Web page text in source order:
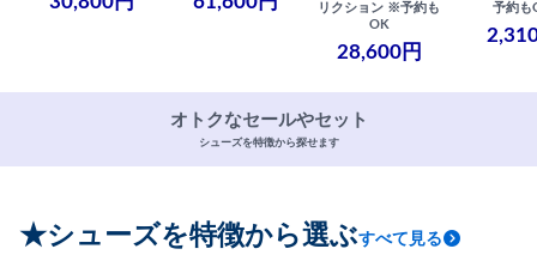
リクション ※予約も
OK
28,600円
予約も
オトクなセールやセット
シューズを特徴から探せます
★シューズを特徴から選ぶすべて見る